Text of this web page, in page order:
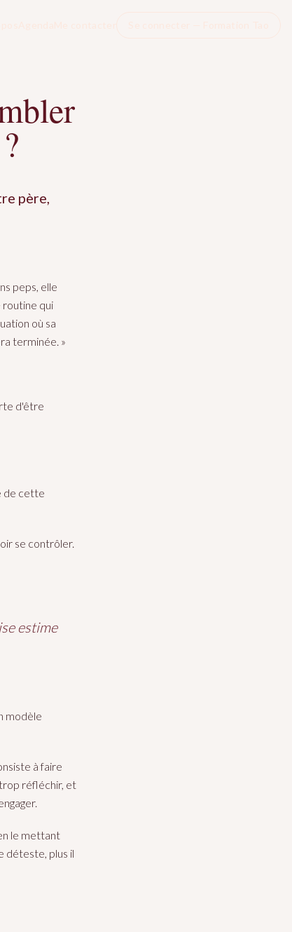
père,
peps, elle
routine qui
où sa
terminée. »
d'être
de cette
se contrôler.
estime
modèle
à faire
réfléchir, et
le mettant
déteste, plus il